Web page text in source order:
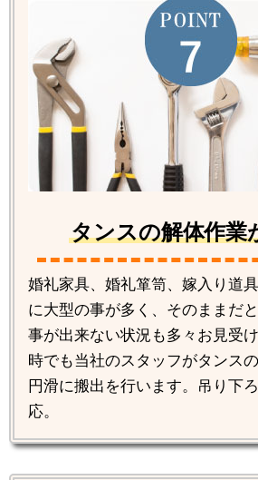
タンスの解体作業
婚礼家具、婚礼箪笥、嫁入り道
に大型の事が多く、そのままだ
事が出来ない状況も多々お見受
時でも当社のスタッフがタンス
円滑に搬出を行います。吊り下
応。